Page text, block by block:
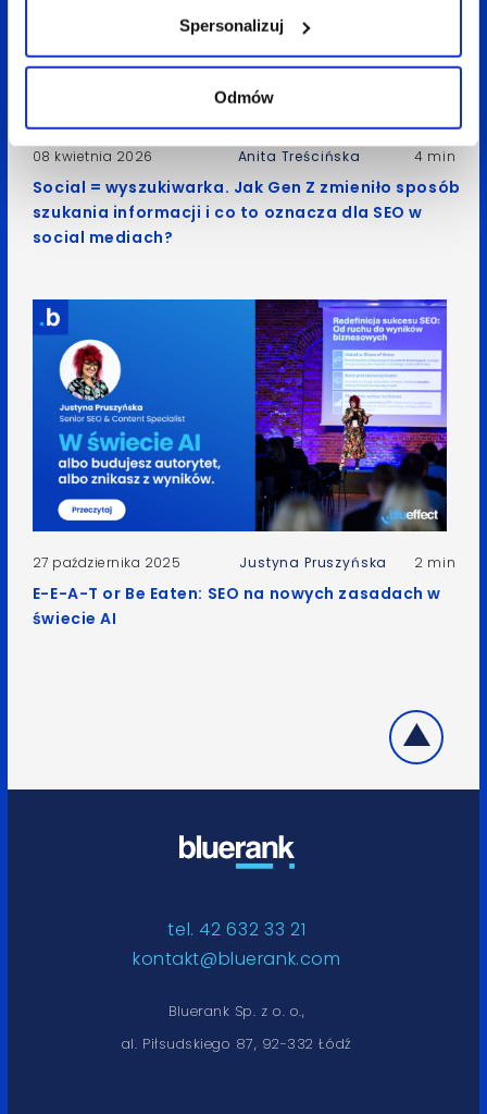
Spersonalizuj
Odmów
08 kwietnia 2026 Anita Treścińska 4 min
Social = wyszukiwarka. Jak Gen Z zmieniło sposób
szukania informacji i co to oznacza dla SEO w
social mediach?
27 października 2025 Justyna Pruszyńska 2 min
E-E-A-T or Be Eaten: SEO na nowych zasadach w
świecie AI
tel. 42 632 33 21
kontakt@bluerank.com
Bluerank Sp. z o. o.,
al. Piłsudskiego 87, 92-332 Łódź